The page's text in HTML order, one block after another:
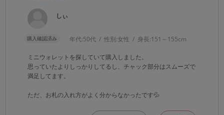
しぃ
購入確認済み 年代:50代 性別:女性 身長:151～155cm
ミニウォレットを探していて購入しました。
思っていたよりしっかりしてるし、チャック部分はスムーズで
満足してます。
ただ、お札の入れ方がよく分からなかったです💦